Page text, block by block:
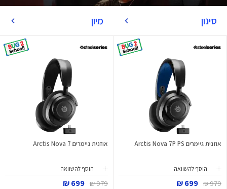
סינון מיון
אוזנית גיימרים Arctis Nova 7P PS
הוסף להשוואה
979 ₪
699 ₪
אוזנית גיימרים Arctis Nova 7
הוסף להשוואה
979 ₪
699 ₪